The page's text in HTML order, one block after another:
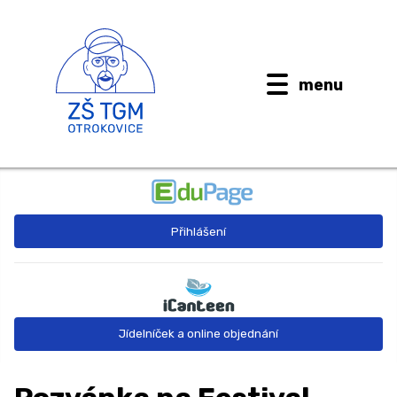
menu
BUDOUCÍ PRVŇÁČCI
AKTUALITY
Kontaktní informace
Přihlášení
Jídelníček a online objednání